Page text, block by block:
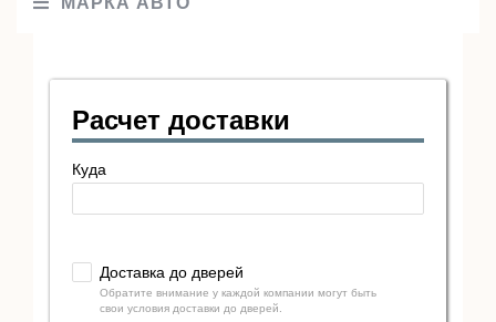
Расчет доставки
Куда
Доставка до дверей
Обратите внимание у каждой компании могут быть
свои условия доставки до дверей.